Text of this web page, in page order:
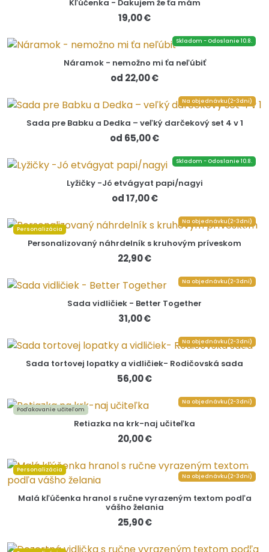
Kľúčenka - Ďakujem že ťa mám
19,00 €
Skladom - Odoslanie 10.8.
Náramok - nemožno mi ťa neľúbiť
od 22,00 €
Na objednávku(2-3dni)
Sada pre Babku a Dedka – veľký darčekový set 4 v 1
od 65,00 €
Skladom - Odoslanie 10.8.
Lyžičky -Jó etvágyat papi/nagyi
od 17,00 €
Personalizácia
Na objednávku(2-3dni)
Personalizovaný náhrdelník s kruhovým príveskom
22,90 €
Na objednávku(2-3dni)
Sada vidličiek - Better Together
31,00 €
Na objednávku(2-3dni)
Sada tortovej lopatky a vidličiek- Rodičovská sada
56,00 €
Poďakovanie učiteľom
Na objednávku(2-3dni)
Retiazka na krk-naj učiteľka
20,00 €
Personalizácia
Na objednávku(2-3dni)
Malá kľúčenka hranol s ručne vyrazeným textom podľa
vášho želania
25,90 €